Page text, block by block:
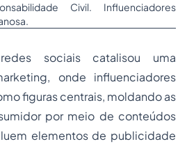
Civil. Influenciadores
sociais catalisou uma
onde influenciadores
figuras centrais, moldando as
por meio de conteúdos
elementos de publicidade